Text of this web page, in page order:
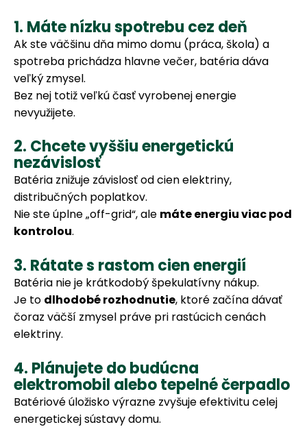
1. Máte nízku spotrebu cez deň
Ak ste väčšinu dňa mimo domu (práca, škola) a
spotreba prichádza hlavne večer, batéria dáva
veľký zmysel.
Bez nej totiž veľkú časť vyrobenej energie
nevyužijete.
2. Chcete vyššiu energetickú
nezávislosť
Batéria znižuje závislosť od cien elektriny,
distribučných poplatkov.
Nie ste úplne „off-grid“, ale máte energiu viac pod
kontrolou.
3. Rátate s rastom cien energií
Batéria nie je krátkodobý špekulatívny nákup.
Je to dlhodobé rozhodnutie, ktoré začína dávať
čoraz väčší zmysel práve pri rastúcich cenách
elektriny.
4. Plánujete do budúcna
elektromobil alebo tepelné čerpadlo
Batériové úložisko výrazne zvyšuje efektivitu celej
energetickej sústavy domu.